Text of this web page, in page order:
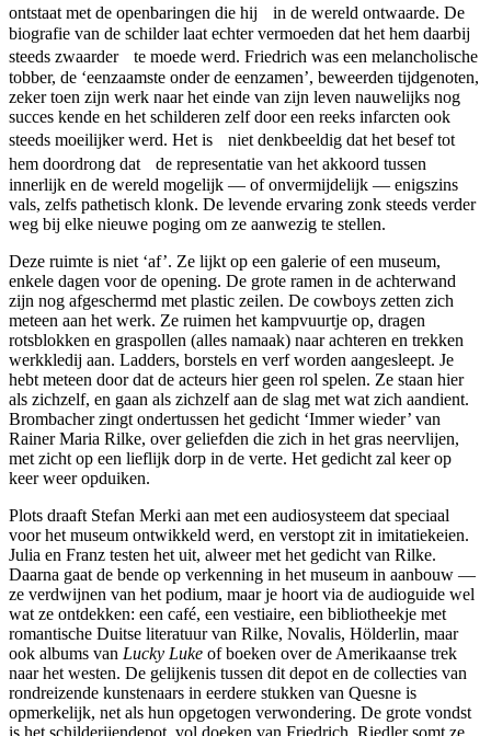
ontstaat met de openbaringen die hij in de wereld ontwaarde. De
biografie van de schilder laat echter vermoeden dat het hem daarbij
steeds zwaarder te moede werd. Friedrich was een melancholische
tobber, de ‘eenzaamste onder de eenzamen’, beweerden tijdgenoten,
zeker toen zijn werk naar het einde van zijn leven nauwelijks nog
succes kende en het schilderen zelf door een reeks infarcten ook
steeds moeilijker werd. Het is niet denkbeeldig dat het besef tot
hem doordrong dat de representatie van het akkoord tussen
innerlijk en de wereld mogelijk — of onvermijdelijk — enigszins
vals, zelfs pathetisch klonk. De levende ervaring zonk steeds verder
weg bij elke nieuwe poging om ze aanwezig te stellen.
Deze ruimte is niet ‘af’. Ze lijkt op een galerie of een museum,
enkele dagen voor de opening. De grote ramen in de achterwand
zijn nog afgeschermd met plastic zeilen. De cowboys zetten zich
meteen aan het werk. Ze ruimen het kampvuurtje op, dragen
rotsblokken en graspollen (alles namaak) naar achteren en trekken
werkkledij aan. Ladders, borstels en verf worden aangesleept. Je
hebt meteen door dat de acteurs hier geen rol spelen. Ze staan hier
als zichzelf, en gaan als zichzelf aan de slag met wat zich aandient.
Brombacher zingt ondertussen het gedicht ‘Immer wieder’ van
Rainer Maria Rilke, over geliefden die zich in het gras neervlijen,
met zicht op een lieflijk dorp in de verte. Het gedicht zal keer op
keer weer opduiken.
Plots draaft Stefan Merki aan met een audiosysteem dat speciaal
voor het museum ontwikkeld werd, en verstopt zit in imitatiekeien.
Julia en Franz testen het uit, alweer met het gedicht van Rilke.
Daarna gaat de bende op verkenning in het museum in aanbouw —
ze verdwijnen van het podium, maar je hoort via de audioguide wel
wat ze ontdekken: een café, een vestiaire, een bibliotheekje met
romantische Duitse literatuur van Rilke, Novalis, Hölderlin, maar
ook albums van Lucky Luke of boeken over de Amerikaanse trek
naar het westen. De gelijkenis tussen dit depot en de collecties van
rondreizende kunstenaars in eerdere stukken van Quesne is
opmerkelijk, net als hun opgetogen verwondering. De grote vondst
is het schilderijendepot, vol doeken van Friedrich. Riedler somt ze